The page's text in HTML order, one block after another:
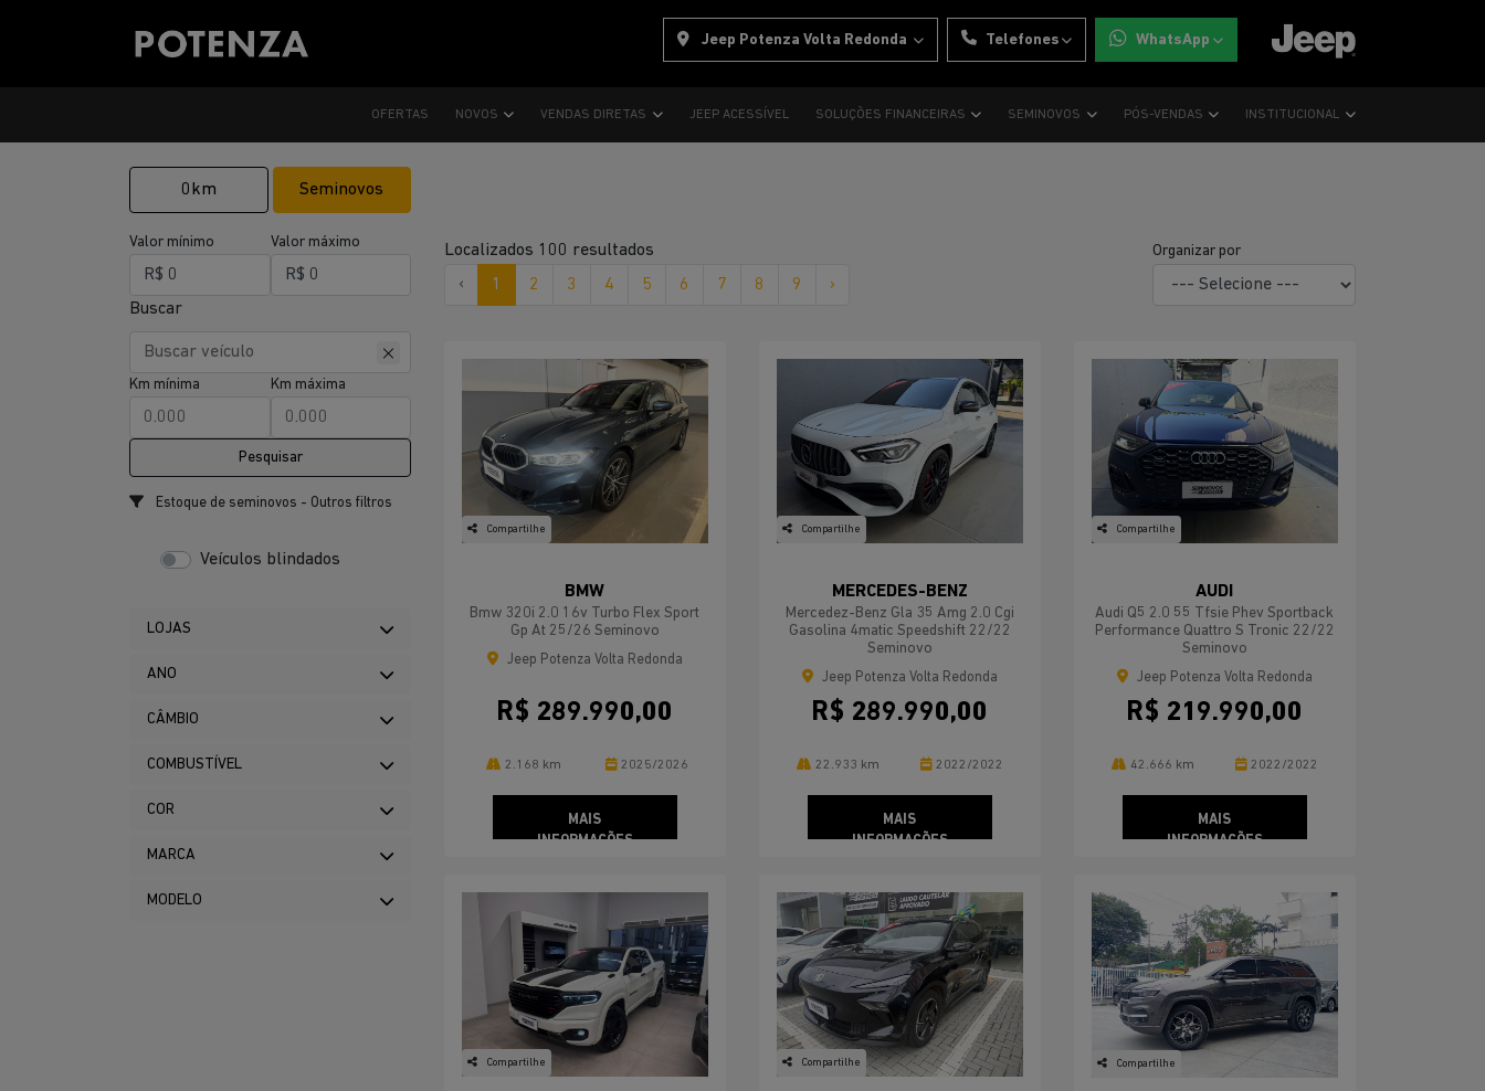
Jeep Potenza Volta Redonda Telefones WhatsApp
OFERTAS NOVOS VENDAS DIRETAS JEEP ACESSÍVEL SOLUÇÕES FINANCEIRAS SEMINOVOS PÓS-VENDAS INSTITUCIONAL
0km Seminovos
Valor mínimo Valor máximo
Buscar
Km mínima Km máxima
Pesquisar
Estoque de seminovos - Outros filtros
Veículos blindados
LOJAS
ANO
CÂMBIO
COMBUSTÍVEL
COR
MARCA
MODELO
Localizados 100 resultados
‹
1 2 3 4 5 6 7 8 9 ›
Organizar por
Compartilhe
BMW
Bmw 320i 2.0 16v Turbo Flex Sport
Gp At 25/26 Seminovo
Jeep Potenza Volta Redonda
R$ 289.990,00
2.168 km 2025/2026
MAIS
INFORMAÇÕES
Compartilhe
MERCEDES-BENZ
Mercedez-Benz Gla 35 Amg 2.0 Cgi
Gasolina 4matic Speedshift 22/22
Seminovo
Jeep Potenza Volta Redonda
R$ 289.990,00
22.933 km 2022/2022
MAIS
INFORMAÇÕES
Compartilhe
AUDI
Audi Q5 2.0 55 Tfsie Phev Sportback
Performance Quattro S Tronic 22/22
Seminovo
Jeep Potenza Volta Redonda
R$ 219.990,00
42.666 km 2022/2022
MAIS
INFORMAÇÕES
Compartilhe Compartilhe Compartilhe